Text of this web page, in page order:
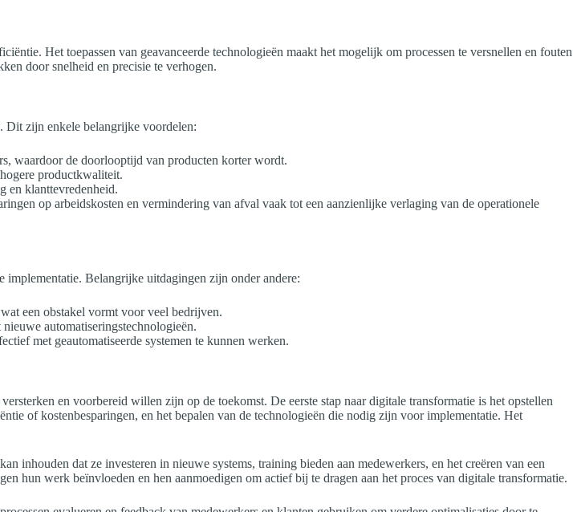
Het toepassen van geavanceerde technologieën maakt het mogelijk om processen te versnellen en fouten
door snelheid en precisie te verhogen.
Dit zijn enkele belangrijke voordelen:
waardoor de doorlooptijd van producten korter wordt.
productkwaliteit.
en klanttevredenheid.
op arbeidskosten en vermindering van afval vaak tot een aanzienlijke verlaging van de operationele
Belangrijke uitdagingen zijn onder andere:
een obstakel vormt voor veel bedrijven.
automatiseringstechnologieën.
met geautomatiseerde systemen te kunnen werken.
en voorbereid willen zijn op de toekomst. De eerste stap naar digitale transformatie is het opstellen
of kostenbesparingen, en het bepalen van de technologieën die nodig zijn voor implementatie. Het
inhouden dat ze investeren in nieuwe systems, training bieden aan medewerkers, en het creëren van een
hun werk beïnvloeden en hen aanmoedigen om actief bij te dragen aan het proces van digitale transformatie.